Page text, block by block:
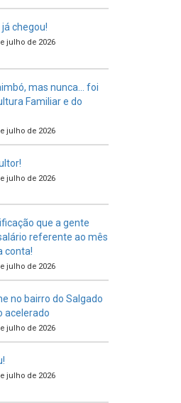
já chegou!
julho de 2026
mas nunca… foi
Familiar e do
julho de 2026
julho de 2026
que a gente
referente ao mês
conta!
julho de 2026
no bairro do Salgado
acelerado
julho de 2026
julho de 2026